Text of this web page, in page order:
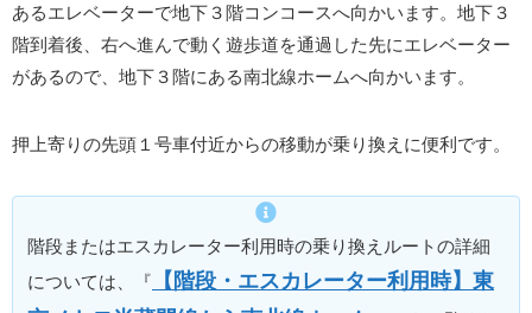
あるエレベーターで地下３階コンコースへ向かいます。地下３
階到着後、右へ進んで動く遊歩道を通過した先にエレベーター
があるので、地下３階にある南北線ホームへ向かいます。
押上寄りの先頭１号車付近からの移動が乗り換えに便利です。
階段またはエスカレーター利用時の乗り換えルートの詳細
については、『
【階段・エスカレーター利用時】東